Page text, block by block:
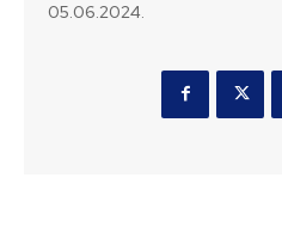
05.06.2024.